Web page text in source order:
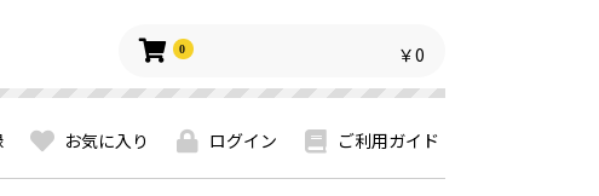
0 ￥0
お気に入り ログイン ご利用ガイド